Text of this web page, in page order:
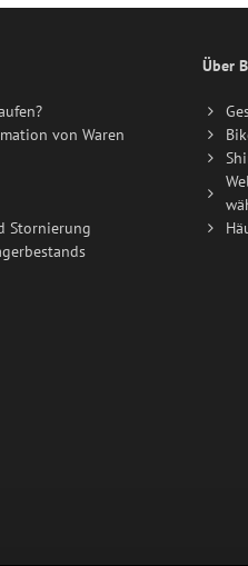
von Waren
Stornierung
Über